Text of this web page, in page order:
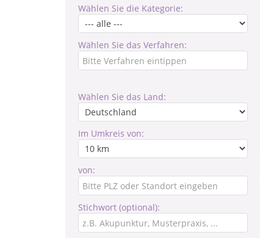
Wählen Sie die Kategorie:
Wählen Sie das Verfahren:
Wählen Sie das Land:
Im Umkreis von:
von:
Stichwort (optional):